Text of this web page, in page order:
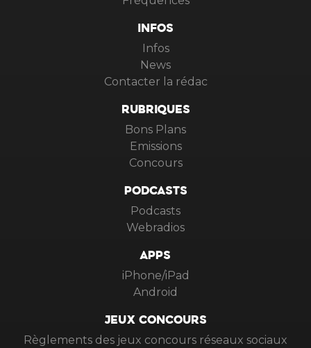
INFOS
Infos
News
Contacter la rédac
RUBRIQUES
Bons Plans
Emissions
Concours
PODCASTS
Podcasts
Webradios
APPS
iPhone/iPad
Android
JEUX CONCOURS
Règlements des jeux concours réseaux sociaux